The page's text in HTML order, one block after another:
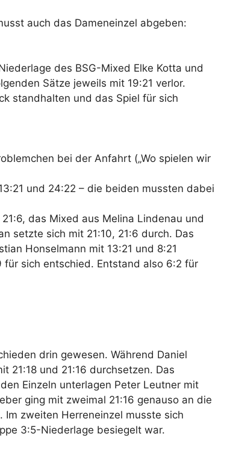
auch das Dameneinzel abgeben:
des BSG-Mixed Elke Kotta und
Sätze jeweils mit 19:21 verlor.
standhalten und das Spiel für sich
bei der Anfahrt („Wo spielen wir
und 24:22 – die beiden mussten dabei
das Mixed aus Melina Lindenau und
setzte sich mit 21:10, 21:6 durch. Das
Honselmann mit 13:21 und 8:21
für sich entschied. Entstand also 6:2 für
drin gewesen. Während Daniel
21:18 und 21:16 durchsetzen. Das
Einzeln unterlagen Peter Leutner mit
ging mit zweimal 21:16 genauso an die
zweiten Herreneinzel musste sich
3:5-Niederlage besiegelt war.